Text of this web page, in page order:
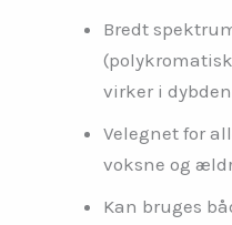
Bredt
virker i
Velegnet for
voksne og
Kan bruges